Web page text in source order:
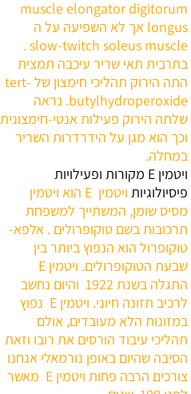
muscle elongator digitorum
longus אך לא השפיעה על ה
slow-twitch soleus muscle .
בתרבית תאי שריר עיכבה תמצית
התה הירוק תהליכי חימצון של tert-
butylhydroperoxide. נראה
שלתה הירוק פעילות אנטי-חימצונית
וכך הוא מגן על הידרדרות השריר
במחלה.
ויטמין E מקורות ופעילויות
פיסיולוגיות
‏ויטמין E ‏הוא ויטמין
מסיס שומן, המשתייך למשפחת
תרכובות בשם טוקופרולים . אלפא-
טוקופרול הוא הנפוץ ביותר בין
התגלה בשנת 1922 ‏ והיום נחשב
לרכיב תזונה חיוני. ויטמין E ‏ נפוץ
במזונות הלא מעובדים, אולם
תהליכי עיבוד הורסים את רובו וזאת
הסיבה שהיום באופן נורמאלי אנחנו
צורכים הרבה פחות ויטמין E ‏ מאשר